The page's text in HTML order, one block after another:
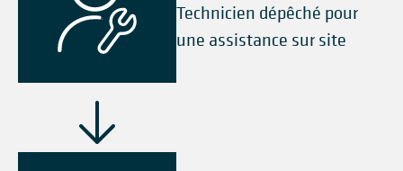
Technicien dépêché pour
une assistance sur site